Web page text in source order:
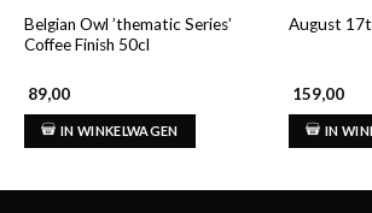
Belgian Owl ’thematic Series’
Coffee Finish 50cl
89,00
IN WINKELWAGEN
August
159,00
IN